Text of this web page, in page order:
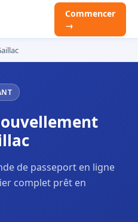
Commencer
→
de passeport en ligne
complet prêt en